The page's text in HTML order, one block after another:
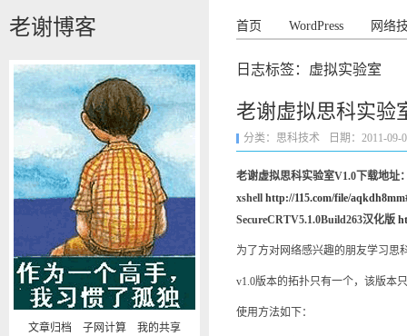
老谢博客 首页 WordPress 网络
日志标签：虚拟实验室
老谢虚拟思科实验
分类： 思科技术 日期：2011-09-
老谢虚拟思科实验室V1.0下载地址
xshell http://115.com/file/
SecureCRTV5.1.0Build263汉化版
为了方对网络感兴趣的朋友学习思
v1.0版本的拓扑只有一个，该版本
使用方法如下：
文章归档 子网计算 我的共享